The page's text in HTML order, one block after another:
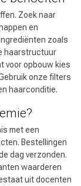
Zoek naar
en
zoals
haarstructuur
voor opbouw kies
onze filters
haarconditie.
met een
Bestellingen
dag verzonden.
waarderen
uit docenten